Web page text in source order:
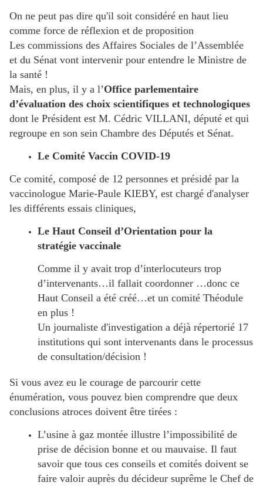
On ne peut pas dire qu'il soit considéré en haut lieu
comme force de réflexion et de proposition
Les commissions des Affaires Sociales de l’Assemblée
et du Sénat vont intervenir pour entendre le Ministre de
la santé !
Mais, en plus, il y a l’Office parlementaire
d’évaluation des choix scientifiques et technologiques
dont le Président est M. Cédric VILLANI, député et qui
regroupe en son sein Chambre des Députés et Sénat.
Le Comité Vaccin COVID-19
Ce comité, composé de 12 personnes et présidé par la
vaccinologue Marie-Paule KIEBY, est chargé d'analyser
les différents essais cliniques,
Le Haut Conseil d’Orientation pour la
stratégie vaccinale
Comme il y avait trop d’interlocuteurs trop
d’intervenants…il fallait coordonner …donc ce
Haut Conseil a été créé…et un comité Théodule
en plus !
Un journaliste d'investigation a déjà répertorié 17
institutions qui sont intervenants dans le processus
de consultation/décision !
Si vous avez eu le courage de parcourir cette
énumération, vous pouvez bien comprendre que deux
conclusions atroces doivent être tirées :
L’usine à gaz montée illustre l’impossibilité de
prise de décision bonne et ou mauvaise. Il faut
savoir que tous ces conseils et comités doivent se
faire valoir auprès du décideur suprême le Chef de